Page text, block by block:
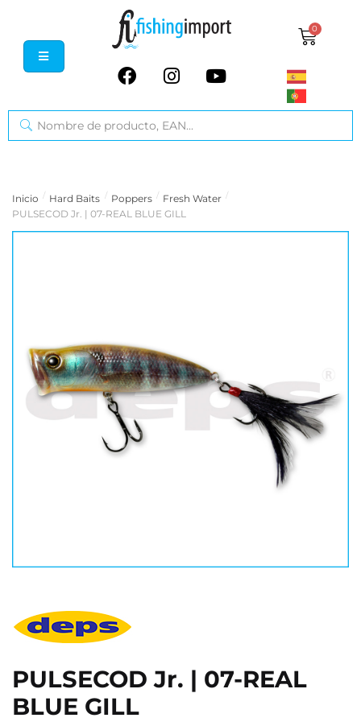
0
Inicio / Hard Baits / Poppers / Fresh Water /
PULSECOD Jr. | 07-REAL BLUE GILL
PULSECOD Jr. | 07-REAL
BLUE GILL